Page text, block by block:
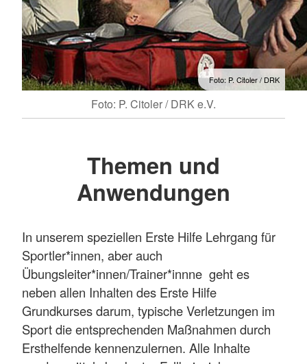
Foto: P. Citoler / DRK
Foto: P. Citoler / DRK e.V.
Themen und
Anwendungen
In unserem speziellen Erste Hilfe Lehrgang für
Sportler*innen, aber auch
Übungsleiter*innen/Trainer*innne geht es
neben allen Inhalten des Erste Hilfe
Grundkurses darum, typische Verletzungen im
Sport die entsprechenden Maßnahmen durch
Ersthelfende kennenzulernen. Alle Inhalte